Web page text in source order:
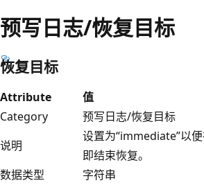
预写日志/恢复目标
恢复目标
Attribute
值
Category
预写日志/恢复目标
说明
设置为“immediate”以
即结束恢复。
数据类型
字符串